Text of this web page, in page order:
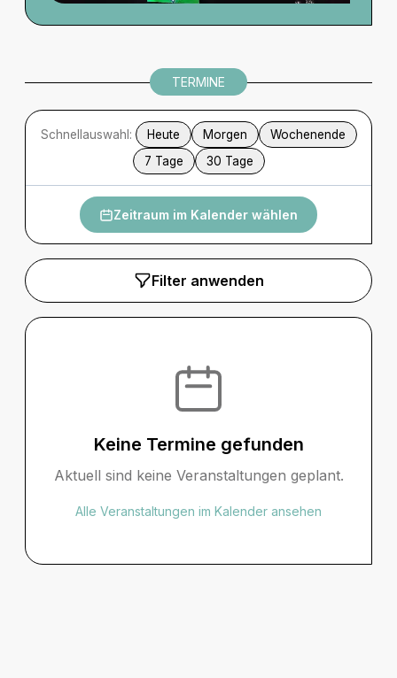
TERMINE
Schnellauswahl: Heute Morgen
Wochenende
7 Tage
30 Tage
Zeitraum im Kalender wählen
Filter anwenden
Keine Termine gefunden
Aktuell sind keine Veranstaltungen geplant.
Alle Veranstaltungen im Kalender ansehen